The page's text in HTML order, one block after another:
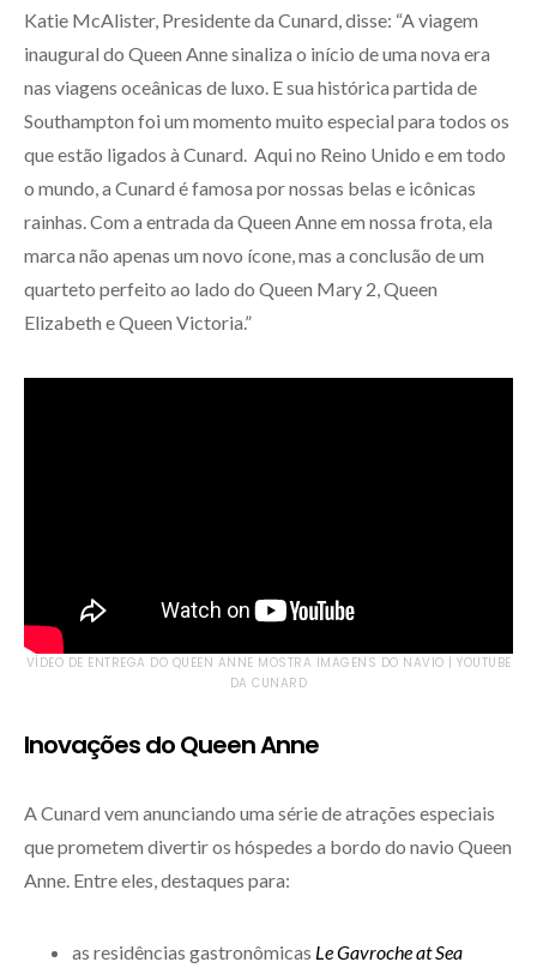
Katie McAlister, Presidente da Cunard, disse: “A viagem
inaugural do Queen Anne sinaliza o início de uma nova era
nas viagens oceânicas de luxo. E sua histórica partida de
Southampton foi um momento muito especial para todos os
que estão ligados à Cunard. Aqui no Reino Unido e em todo
o mundo, a Cunard é famosa por nossas belas e icônicas
rainhas. Com a entrada da Queen Anne em nossa frota, ela
marca não apenas um novo ícone, mas a conclusão de um
quarteto perfeito ao lado do Queen Mary 2, Queen
Elizabeth e Queen Victoria.”
VÍDEO DE ENTREGA DO QUEEN ANNE MOSTRA IMAGENS DO NAVIO | YOUTUBE
DA CUNARD
Inovações do Queen Anne
A Cunard vem anunciando uma série de atrações especiais
que prometem divertir os hóspedes a bordo do navio Queen
Anne. Entre eles, destaques para:
as residências gastronômicas Le Gavroche at Sea